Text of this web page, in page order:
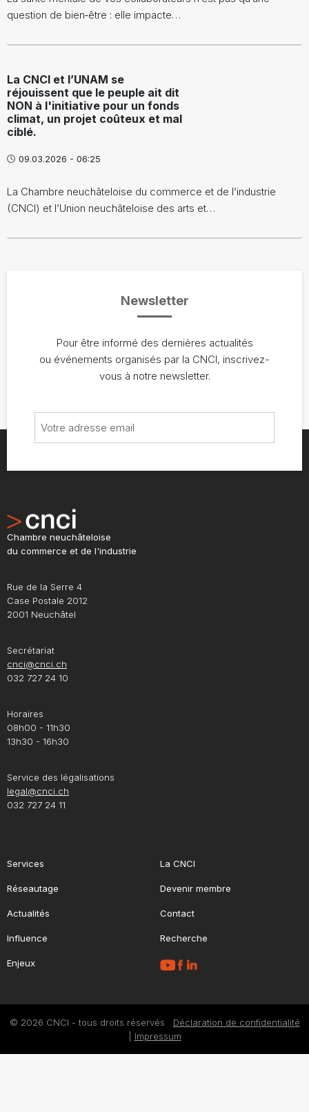
question de bien‑être : elle impacte…
La CNCI et l’UNAM se
réjouissent que le peuple ait dit
NON à l'initiative pour un fonds
climat, un projet coûteux et mal
ciblé.
09.03.2026 - 06:25
La Chambre neuchâteloise du commerce et de l’industrie
(CNCI) et l’Union neuchâteloise des arts et…
Newsletter
Pour être informé des dernières actualités
ou événements organisés par la CNCI, inscrivez-
vous à notre newsletter.
Chambre neuchâteloise
du commerce et de l'industrie
Rue de la Serre 4
Case Postale 2012
2001 Neuchâtel
Secrétariat
cnci@cnci.ch
032 727 24 10
Horaires
08h00 - 11h30
13h30 - 16h30
Service des légalisations
legal@cnci.ch
032 727 24 11
Services
Réseautage
Actualités
Influence
Enjeux
La CNCI
Devenir membre
Contact
Recherche
© 2026 CNCI - tous droits réservés Déclaration de confidentialité
Impressum